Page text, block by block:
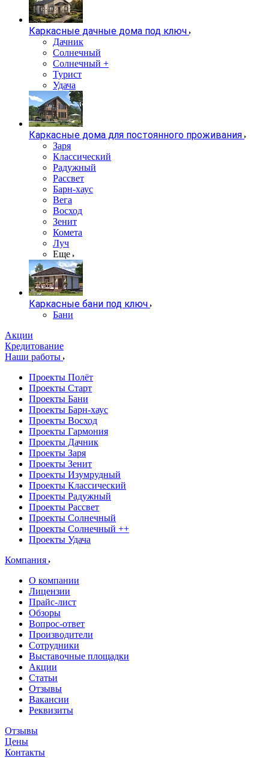
Каркасные дачные дома под ключ
Дачник
Солнечный
Солнечный +
Турист
Удача
Каркасные дома для постоянного проживания
Заря
Классический
Радужный
Рассвет
Барн-хаус
Вега
Восход
Зенит
Комета
Луч
Еще
Каркасные бани под ключ
Бани
Акции
Кредитование
Наши работы
Проекты Полёт
Проекты Старт
Проекты Бани
Проекты Барн-хаус
Проекты Восход
Проекты Гармония
Проекты Дачник
Проекты Заря
Проекты Зенит
Проекты Изумрудный
Проекты Классический
Проекты Радужный
Проекты Рассвет
Проекты Солнечный
Проекты Солнечный ++
Проекты Удача
Компания
О компании
Лицензии
Прайс-лист
Обзоры
Вопрос-ответ
Производители
Сотрудники
Выставочные площадки
Акции
Статьи
Отзывы
Вакансии
Реквизиты
Отзывы
Цены
Контакты